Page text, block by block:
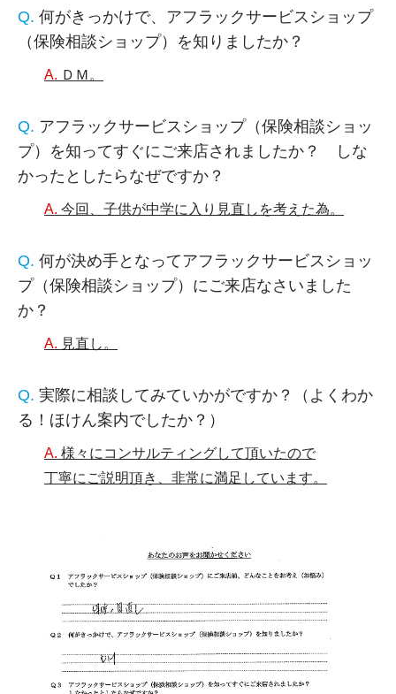
何がきっかけで、アフラックサービスショップ
（保険相談ショップ）を知りましたか？
ＤＭ。
アフラックサービスショップ（保険相談ショッ
プ）を知ってすぐにご来店されましたか？ しな
かったとしたらなぜですか？
今回、子供が中学に入り見直しを考えた為。
何が決め手となってアフラックサービスショッ
プ（保険相談ショップ）にご来店なさいました
か？
見直し。
実際に相談してみていかがですか？（よくわか
る！ほけん案内でしたか？）
様々にコンサルティングして頂いたので
丁寧にご説明頂き、非常に満足しています。